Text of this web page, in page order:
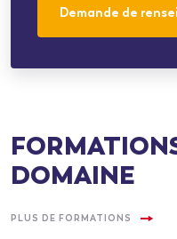
Demande de
DOMAINE
PLUS DE FORMATIONS